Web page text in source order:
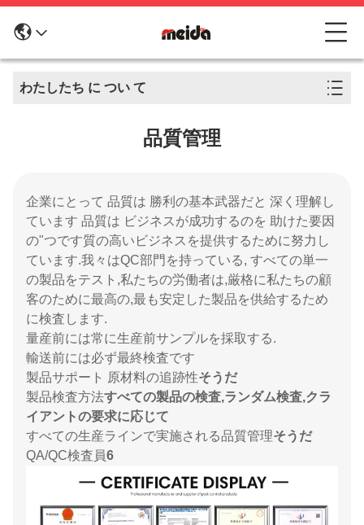
わたしたち に つい て
品質管理
企業にとって 品質は 勝利の基本武器だと 深く理解し
ています 品質は ビジネスが成功するのを 助けた要因
の"つです質の高いビジネスを提供するために努力し
ています.我々はQC部門を持っている, すべての単一
の製品をテスト,私たちの労働者は,厳格に私たちの顧
客のために最高の,最も安定した製品を供給するため
に検査します.
量産前には常に生産前サンプルを採取する.
輸送前には必ず最終検査です
製品サポート 原材料の追跡性そうだ
製品検査方法すべての製品の検査,ランダム検査,クラ
イアントの要求に応じて
すべての生産ラインで実施される品質管理そうだ
QA/QC検査員6